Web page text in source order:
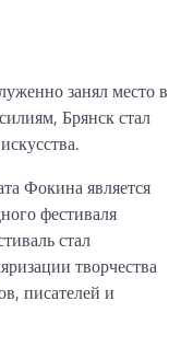
занял место в
Брянск стал
Фокина является
фестиваля
стал
творчества
писателей и